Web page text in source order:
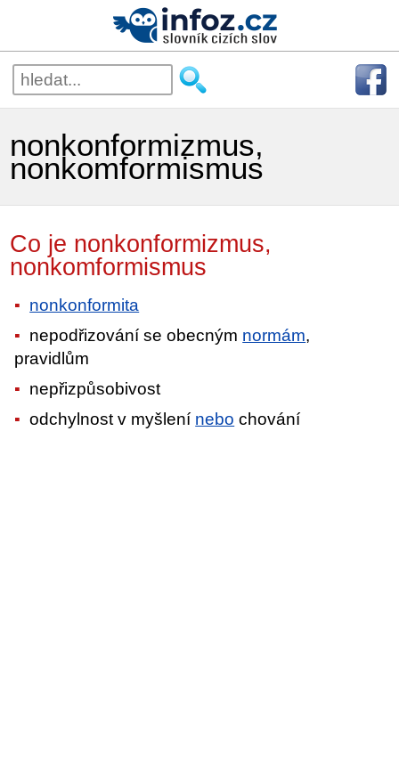
nonkonformizmus,
nonkomformismus
Co je nonkonformizmus,
nonkomformismus
nonkonformita
nepodřizování se obecným normám,
pravidlům
nepřizpůsobivost
odchylnost v myšlení nebo chování